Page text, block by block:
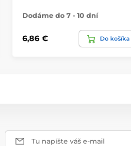
Dodáme do 7 - 10 dní
6,86 € Do košíka
Tu napíšte váš e-mail